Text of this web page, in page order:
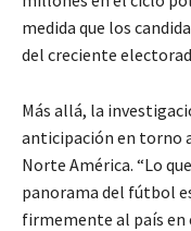
medida que los
del creciente
Más allá, la
anticipación en torno
Norte América. “Lo
panorama del fútbol
firmemente al país en